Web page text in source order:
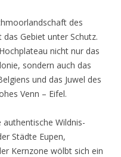
des
Gebiet unter Schutz.
nicht nur das
sondern auch das
und das Juwel des
Venn – Eifel.
Wildnis-
Städte Eupen,
Kernzone wölbt sich ein